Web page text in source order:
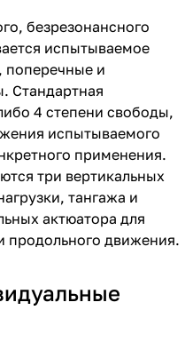
безрезонансного
испытываемое
поперечные и
Стандартная
4 степени свободы,
испытываемого
применения.
три вертикальных
тангажа и
актюатора для
продольного движения.